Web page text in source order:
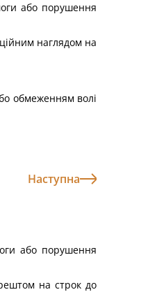
або порушення
наглядом на
обмеженням волі
Наступна
або порушен­ня
на строк до